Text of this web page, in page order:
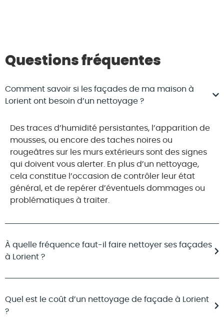
Questions fréquentes
Comment savoir si les façades de ma maison à
Lorient ont besoin d’un nettoyage ?
Des traces d’humidité persistantes, l’apparition de
mousses, ou encore des taches noires ou
rougeâtres sur les murs extérieurs sont des signes
qui doivent vous alerter. En plus d’un nettoyage,
cela constitue l’occasion de contrôler leur état
général, et de repérer d’éventuels dommages ou
problématiques à traiter.
À quelle fréquence faut-il faire nettoyer ses façades
à Lorient ?
Quel est le coût d’un nettoyage de façade à Lorient
?